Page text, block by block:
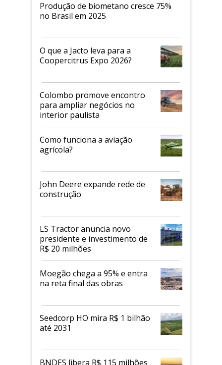
Produção de biometano cresce 75%
no Brasil em 2025
O que a Jacto leva para a
Coopercitrus Expo 2026?
Colombo promove encontro
para ampliar negócios no
interior paulista
Como funciona a aviação
agrícola?
John Deere expande rede de
construção
LS Tractor anuncia novo
presidente e investimento de
R$ 20 milhões
Moegão chega a 95% e entra
na reta final das obras
Seedcorp HO mira R$ 1 bilhão
até 2031
BNDES libera R$ 115 milhões